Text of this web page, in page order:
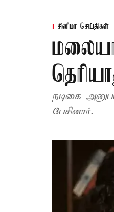
சினிமா செய்திகள்
நடிகை
பேசினார்.